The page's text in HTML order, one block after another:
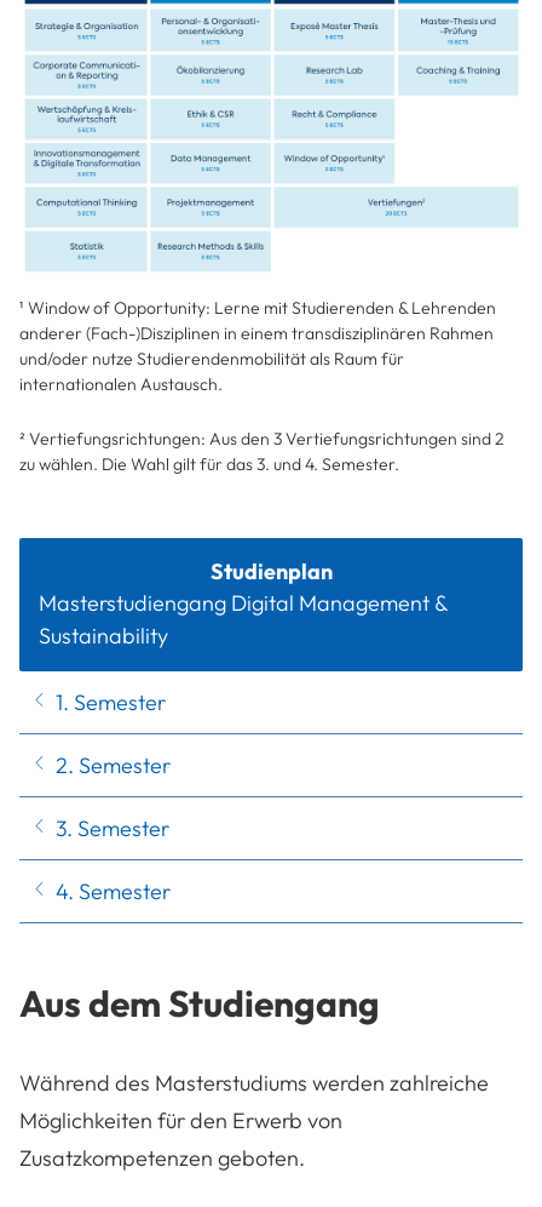
¹ Window of Opportunity: Lerne mit Studierenden & Lehrenden
anderer (Fach-)Disziplinen in einem transdisziplinären Rahmen
und/oder nutze Studierendenmobilität als Raum für
internationalen Austausch.
² Vertiefungsrichtungen: Aus den 3 Vertiefungsrichtungen sind 2
zu wählen. Die Wahl gilt für das 3. und 4. Semester.
Studienplan
Masterstudiengang Digital Management &
Sustainability
1. Semester
2. Semester
3. Semester
4. Semester
Aus dem Studiengang
Während des Masterstudiums werden zahlreiche
Möglichkeiten für den Erwerb von
Zusatzkompetenzen geboten.